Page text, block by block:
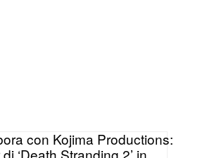
con Kojima Productions: